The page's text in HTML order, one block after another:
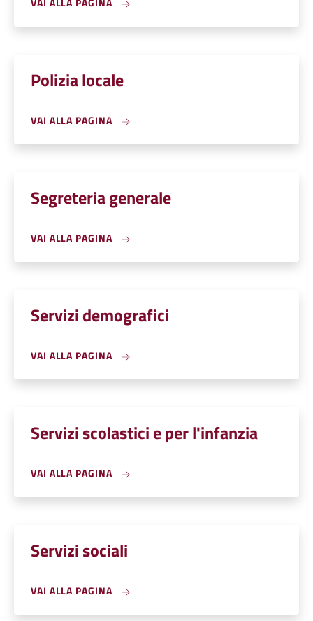
Polizia locale
VAI ALLA PAGINA
Segreteria generale
VAI ALLA PAGINA
Servizi demografici
VAI ALLA PAGINA
Servizi scolastici e per l'infanzia
VAI ALLA PAGINA
Servizi sociali
VAI ALLA PAGINA